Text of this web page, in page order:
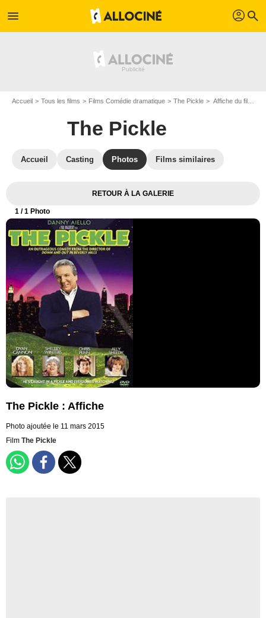
menu profil search
Accueil Tous les films Films Comédie dramatique The Pickle Affiche du film The Pickle - Photo 1
The Pickle
Accueil Casting Photos Films similaires
RETOUR À LA GALERIE
1 / 1 Photo
The Pickle : Affiche
Photo ajoutée le 11 mars 2015
Film The Pickle